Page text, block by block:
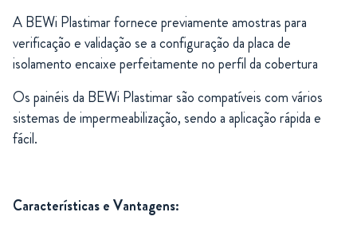
A BEWi Plastimar fornece previamente amostras para
verificação e validação se a configuração da placa de
isolamento encaixe perfeitamente no perfil da cobertura
Os painéis da BEWi Plastimar são compatíveis com vários
sistemas de impermeabilização, sendo a aplicação rápida e
fácil.
Características e Vantagens: